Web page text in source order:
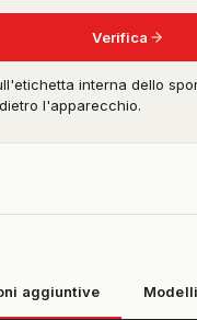
Verifica
interna dello
l'apparecchio.
aggiuntive